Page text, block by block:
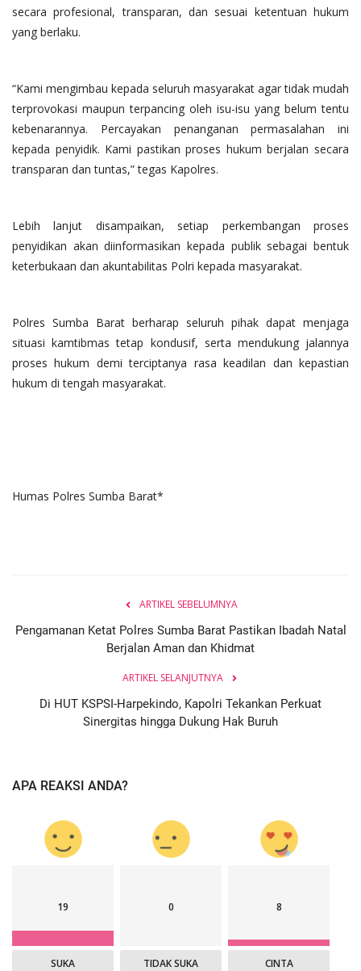
secara profesional, transparan, dan sesuai ketentuan hukum
yang berlaku.
“Kami mengimbau kepada seluruh masyarakat agar tidak mudah
terprovokasi maupun terpancing oleh isu-isu yang belum tentu
kebenarannya. Percayakan penanganan permasalahan ini
kepada penyidik. Kami pastikan proses hukum berjalan secara
transparan dan tuntas,” tegas Kapolres.
Lebih lanjut disampaikan, setiap perkembangan proses
penyidikan akan diinformasikan kepada publik sebagai bentuk
keterbukaan dan akuntabilitas Polri kepada masyarakat.
Polres Sumba Barat berharap seluruh pihak dapat menjaga
situasi kamtibmas tetap kondusif, serta mendukung jalannya
proses hukum demi terciptanya rasa keadilan dan kepastian
hukum di tengah masyarakat.
Humas Polres Sumba Barat*
ARTIKEL SEBELUMNYA
Pengamanan Ketat Polres Sumba Barat Pastikan Ibadah Natal
Berjalan Aman dan Khidmat
ARTIKEL SELANJUTNYA
Di HUT KSPSI-Harpekindo, Kapolri Tekankan Perkuat
Sinergitas hingga Dukung Hak Buruh
APA REAKSI ANDA?
19
SUKA
0
TIDAK SUKA
8
CINTA